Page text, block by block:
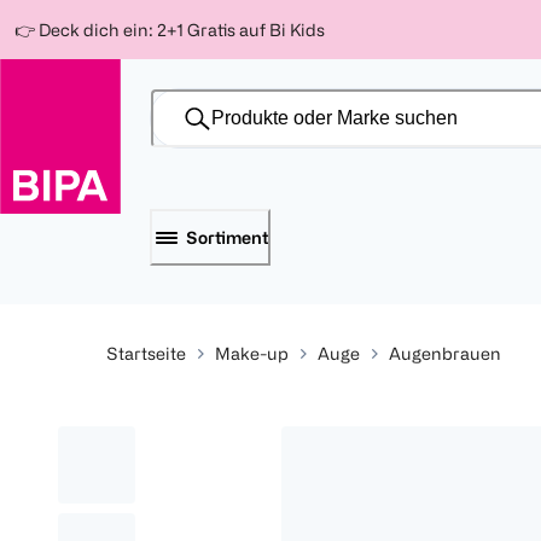
-10%
Für
150 Ös
-15%
Für
300 Ös
-20%
Für
500 Ös
zum
👉 Deck dich ein: 2+1 Gratis auf Bi Kids
Sortiment
Startseite Make-up Auge Augenbrauen